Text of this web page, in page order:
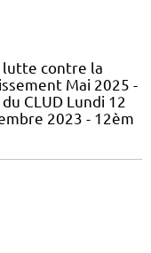
lutte contre la
Mai 2025 -
CLUD Lundi 12
2023 - 12èm